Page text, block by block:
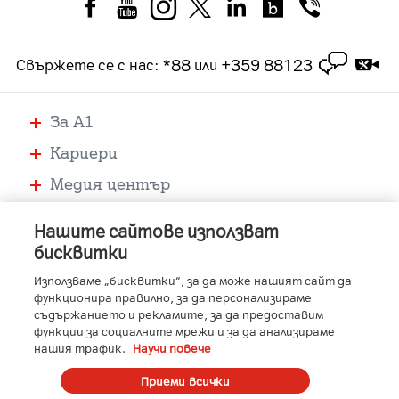
Свържете се с нас: *88 или +359 88123
За А1
Кариери
Медия център
Устройства
Услуги
A1 Austria - A1 Croatia - A1 Serbia - A1 Belarus
A1 Bulgaria - A1 Macedonia -
Member of A1 Group
Нашите сайтове използват
бисквитки
Използваме „бисквитки“, за да може нашият сайт да
функционира правилно, за да персонализираме
съдържанието и рекламите, за да предоставим
функции за социалните мрежи и за да анализираме
нашия трафик. Научи повече
Приеми всички